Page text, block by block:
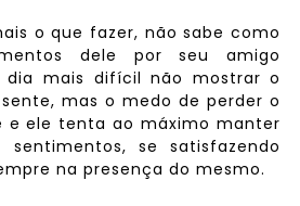
o que fazer, não sabe como
dele por seu amigo
mais difícil não mostrar o
mas o medo de perder o
e ele tenta ao máximo manter
sentimentos, se satisfazendo
na presença do mesmo.